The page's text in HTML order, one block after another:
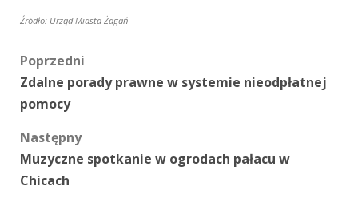
Źródło: Urząd Miasta Żagań
Zobacz
wpisy
Poprzedni
Zdalne porady prawne w systemie nieodpłatnej
pomocy
Następny
Muzyczne spotkanie w ogrodach pałacu w
Chicach